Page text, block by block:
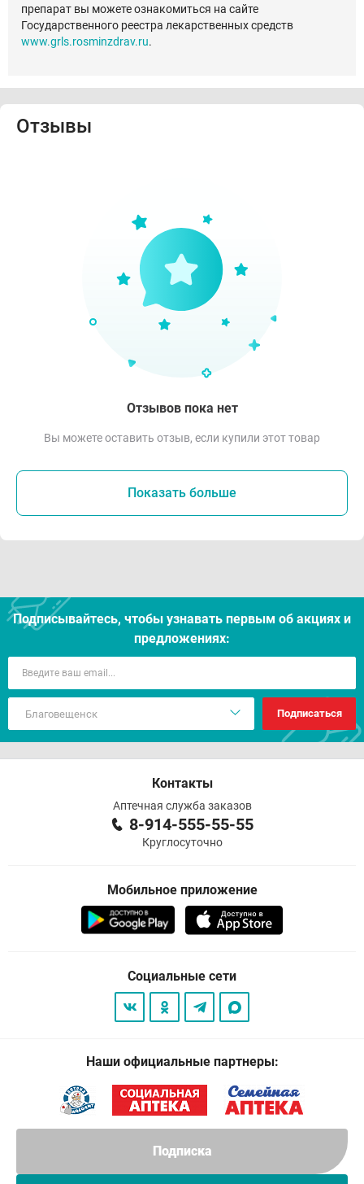
Подписка
препарат вы можете ознакомиться на сайте
Государственного реестра лекарственных средств
www.grls.rosminzdrav.ru.
Отзывы
Отзывов пока нет
Вы можете оставить отзыв, если купили этот товар
Показать больше
Подписывайтесь, чтобы узнавать первым об акцияx и
предложениях:
Подписаться
Контакты
Аптечная служба заказов
8-914-555-55-55
Круглосуточно
Мобильное приложение
Социальные сети
Наши официальные партнеры: